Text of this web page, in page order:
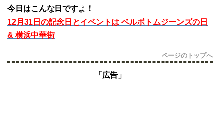
今日はこんな日ですよ！
12月31日の記念日とイベントは ベルボトムジーンズの日
& 横浜中華街
ページのトップへ
「広告」